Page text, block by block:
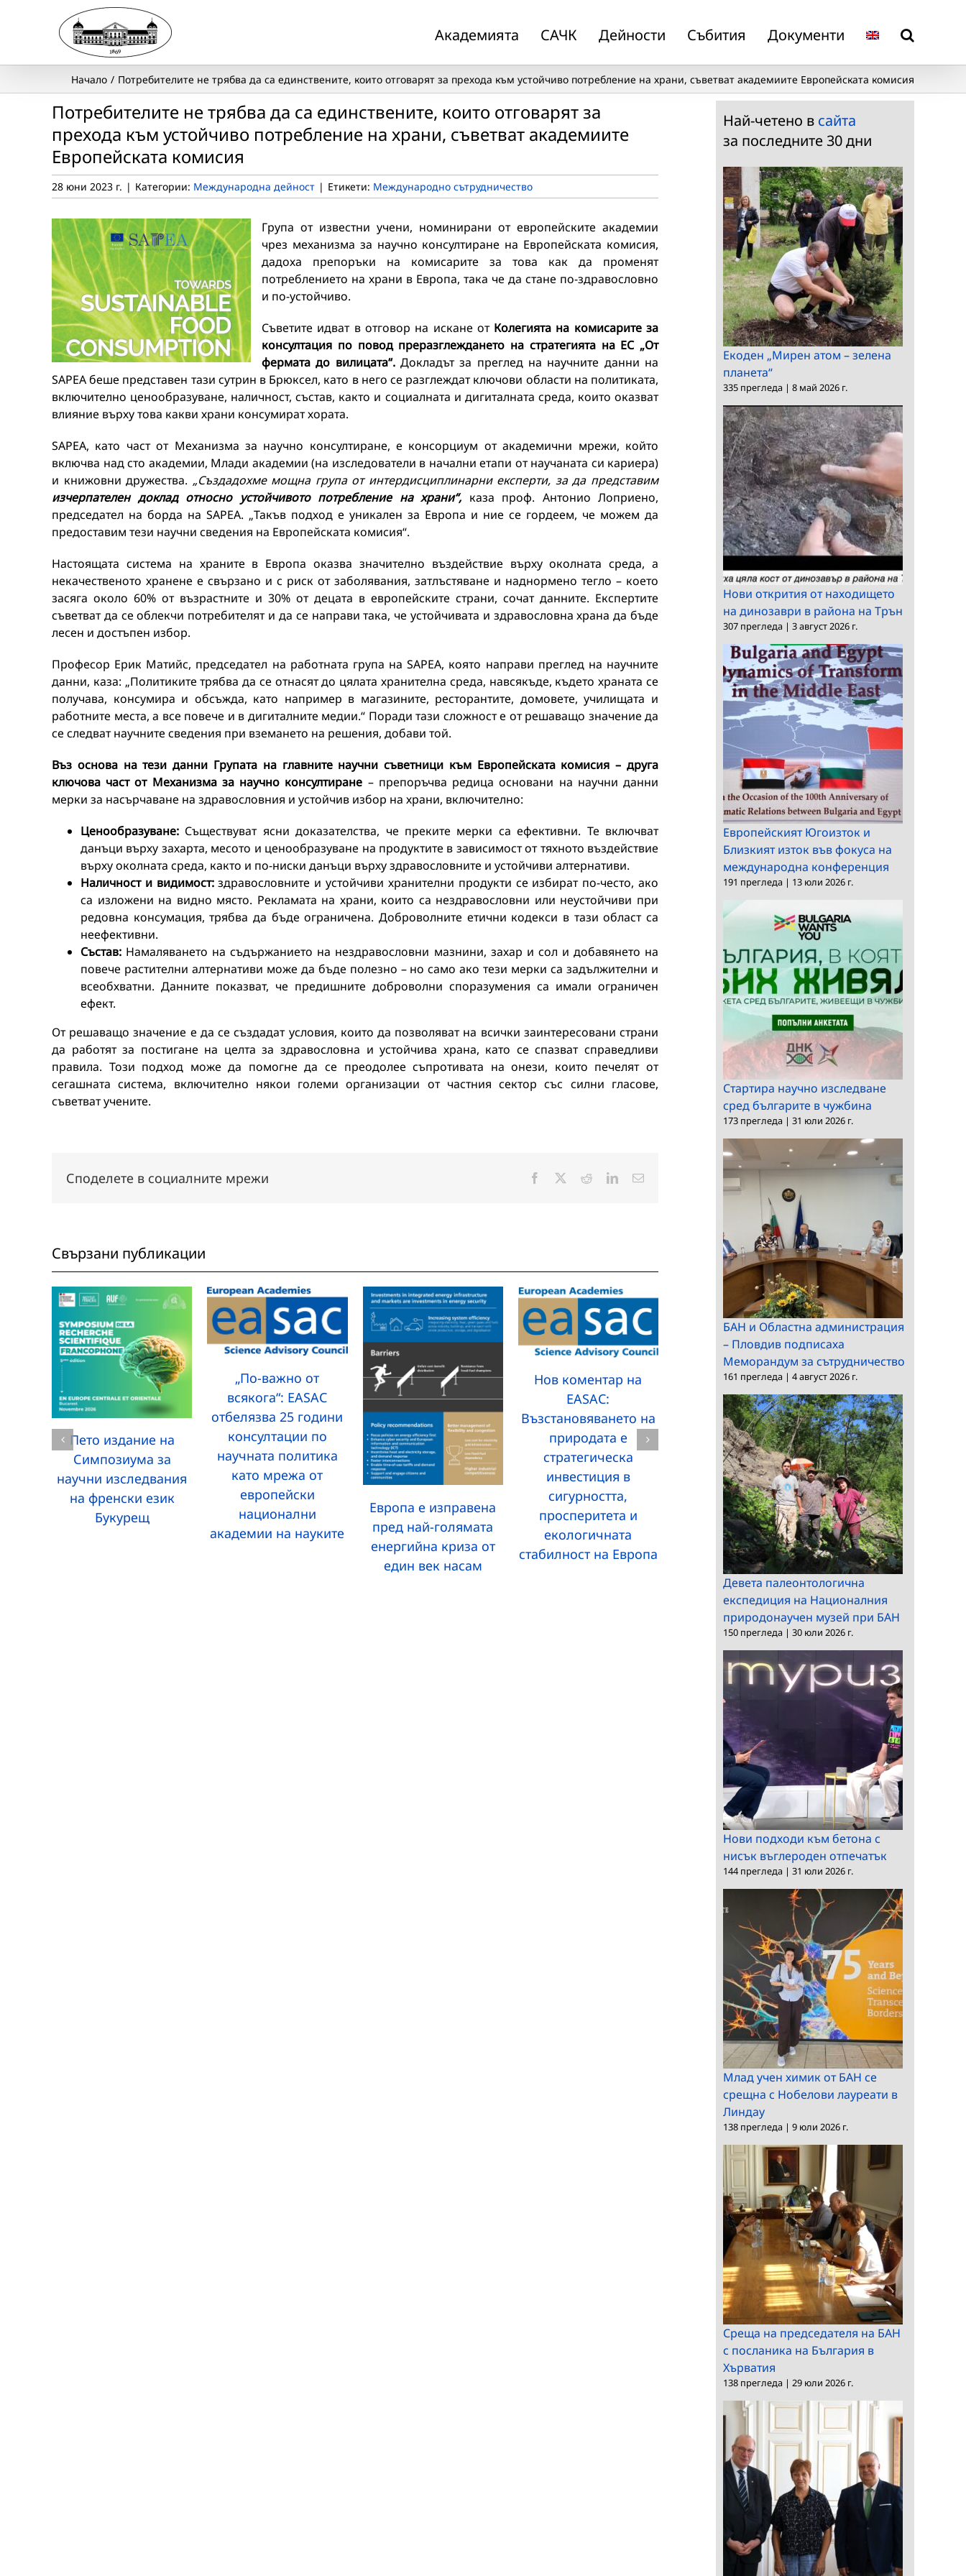
Академията САЧК Дейности Събития Документи
Начало Потребителите не трябва да са единствените, които отговарят за прехода към устойчиво потребление на храни, съветват академиите Европейската комисия
Потребителите не трябва да са единствените, които отговарят за
прехода към устойчиво потребление на храни, съветват академиите
Европейската комисия
28 юни 2023 г. | Категории: Международна дейност | Етикети: Международно сътрудничество
Група от известни учени, номинирани от европейските академии
чрез механизма за научно консултиране на Европейската комисия,
дадоха препоръки на комисарите за това как да променят
потреблението на храни в Европа, така че да стане по-здравословно
и по-устойчиво.
Съветите идват в отговор на искане от Колегията на комисаритеза
консултация по поводпреразглеждането на стратегията на ЕС „От
фермата до вилицата“.Докладът за преглед на научните данни на
SAPEA беше представен тази сутрин в Брюксел, като в него се разглеждат ключови области на политиката,
включително ценообразуване, наличност, състав, както и социалната и дигиталната среда, които оказват
влияние върху това какви храни консумират хората.
SAPEA, като част от Механизма за научно консултиране, е консорциум от академични мрежи, който
включва над сто академии, Млади академии (на изследователи в начални етапи от научаната си кариера)
и книжовни дружества. „Създадохме мощна група от интердисциплинарни експерти, за да представим
изчерпателен доклад относноустойчивото потребление на храни“, каза проф. Антонио Лоприено,
председател на борда на SAPEA. „Такъв подход е уникален за Европа и ние се гордеем, че можем да
предоставим тези научни сведения на Европейската комисия“.
Настоящата система на храните в Европа оказва значително въздействие върху околната среда, а
некачественото хранене е свързано и с риск от заболявания, затлъстяване и наднормено тегло – което
засяга около 60% от възрастните и 30% от децата в европейските страни, сочат данните. Експертите
съветват да се облекчи потребителят и да се направи така, че устойчивата и здравословна храна да бъде
лесен и достъпен избор.
Професор Ерик Матийс, председател на работната група на SAPEA, която направи преглед на научните
данни, каза: „Политиките трябва да се отнасят до цялата хранителна среда, навсякъде, където храната се
получава, консумира и обсъжда, като например в магазините, ресторантите, домовете, училищата и
работните места, а все повече и в дигиталните медии.“ Поради тази сложност е от решаващо значение да
се следват научните сведения при вземането на решения, добави той.
Въз основа на тези данни Групата на главните научни съветници към Европейската комисия – друга
ключова част от Механизма за научно консултиране – препоръчва редица основани на научни данни
мерки за насърчаване на здравословния и устойчив избор на храни, включително:
Ценообразуване: Съществуват ясни доказателства, че преките мерки са ефективни. Те включват
данъци върху захарта, месото и ценообразуване на продуктите в зависимост от тяхното въздействие
върху околната среда, както и по-ниски данъци върху здравословните и устойчиви алтернативи.
Наличност и видимост:здравословните и устойчиви хранителни продукти се избират по-често, ако
са изложени на видно място. Рекламата на храни, които са нездравословни или неустойчиви при
редовна консумация, трябва да бъде ограничена. Доброволните етични кодекси в тази област са
неефективни.
Състав: Намаляването на съдържанието на нездравословни мазнини, захар и сол и добавянето на
повече растителни алтернативи може да бъде полезно – но само ако тези мерки са задължителни и
всеобхватни. Данните показват, че предишните доброволни споразумения са имали ограничен
ефект.
От решаващо значение е да се създадат условия, които да позволяват на всички заинтересовани страни
да работят за постигане на целта за здравословна и устойчива храна, като се спазват справедливи
правила. Този подход може да помогне да се преодолее съпротивата на онези, които печелят от
сегашната система, включително някои големи организации от частния сектор със силни гласове,
съветват учените.
Споделете в социалните мрежи Facebook RedditLinkedInЕлектронна
Свързани публикации
Пето издание на
Симпозиума за
научни изследвания
на френски език
Букурещ
„По-важно от
всякога“: EASAC
отбелязва 25 години
консултации по
научната политика
като мрежа от
европейски
национални
академии на науките
Европа е изправена
пред най-голямата
енергийна криза от
един век насам
Нов коментар на
EASAC:
Възстановяването на
природата е
стратегическа
инвестиция в
сигурността,
просперитета и
екологичната
стабилност на Европа
Наградата „Мадам
дьо Стал“ за 2025 на
ALLEA бе присъдена
на председателя на
Европейския съвет за
научни изследвания
(ERC) Мария Лептин
Академиите
насърчават
Европейската
комисия да
възприеме
внимателен и етичен
подход към
изкуствения
в Европейското
управление на кризи
Най-четено в сайта
за последните 30 дни
Екоден „Мирен атом – зелена
планета“
335 прегледа | 8 май 2026 г.
Нови открития от находището
на динозаври в района на Трън
307 прегледа | 3 август 2026 г.
Европейският Югоизток и
Близкият изток във фокуса на
международна конференция
191 прегледа | 13 юли 2026 г.
Стартира научно изследване
сред българите в чужбина
173 прегледа | 31 юли 2026 г.
БАН и Областна администрация
– Пловдив подписаха
Меморандум за сътрудничество
161 прегледа | 4 август 2026 г.
Девета палеонтологична
експедиция на Националния
природонаучен музей при БАН
150 прегледа | 30 юли 2026 г.
Нови подходи към бетона с
нисък въглероден отпечатък
144 прегледа | 31 юли 2026 г.
Млад учен химик от БАН се
срещна с Нобелови лауреати в
Линдау
138 прегледа | 9 юли 2026 г.
Среща на председателя на БАН
с посланика на България в
Хърватия
138 прегледа | 29 юли 2026 г.